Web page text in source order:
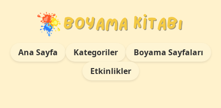
Ana Sayfa Kategoriler
Boyama Sayfaları
Etkinlikler